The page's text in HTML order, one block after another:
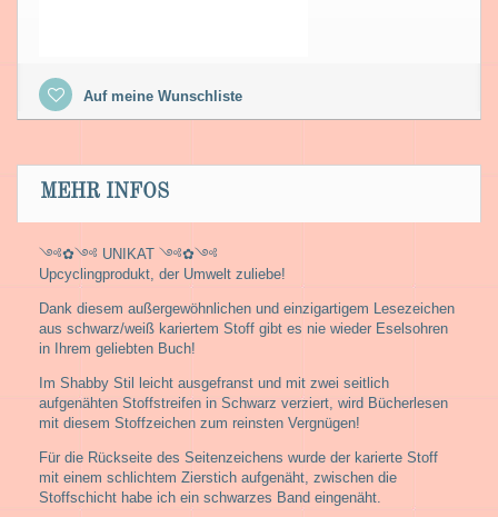
Auf meine Wunschliste
MEHR INFOS
༺✿༺ UNIKAT ༺✿༺
Upcyclingprodukt, der Umwelt zuliebe!
Dank diesem außergewöhnlichen und einzigartigem Lesezeichen
aus schwarz/weiß kariertem Stoff gibt es nie wieder Eselsohren
in Ihrem geliebten Buch!
Im Shabby Stil leicht ausgefranst und mit zwei seitlich
aufgenähten Stoffstreifen in Schwarz verziert, wird Bücherlesen
mit diesem Stoffzeichen zum reinsten Vergnügen!
Für die Rückseite des Seitenzeichens wurde der karierte Stoff
mit einem schlichtem Zierstich aufgenäht, zwischen die
Stoffschicht habe ich ein schwarzes Band eingenäht.